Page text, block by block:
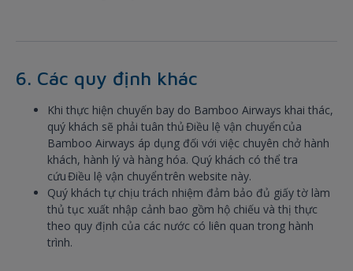
6. Các quy định khác
Khi thực hiện chuyến bay do Bamboo Airways khai thác,
quý khách sẽ phải tuân thủ Điều lệ vận chuyển của
Bamboo Airways áp dụng đối với việc chuyên chở hành
khách, hành lý và hàng hóa. Quý khách có thể tra
cứu Điều lệ vận chuyển trên website này.
Quý khách tự chịu trách nhiệm đảm bảo đủ giấy tờ làm
thủ tục xuất nhập cảnh bao gồm hộ chiếu và thị thực
theo quy định của các nước có liên quan trong hành
trình.